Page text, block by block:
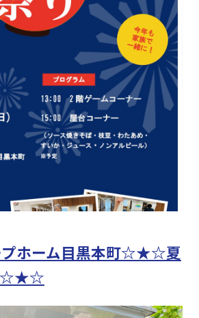
プホーム目黒本町☆★☆夏
☆★☆